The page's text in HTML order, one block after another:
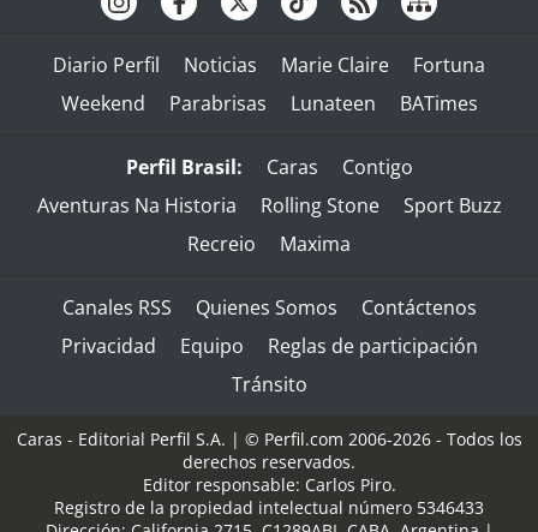
Diario Perfil Noticias Marie Claire
Fortuna
Weekend
Parabrisas Lunateen BATimes
Perfil Brasil: Caras
Contigo
Aventuras Na Historia
Rolling Stone
Sport Buzz
Recreio
Maxima
Canales RSS Quienes Somos
Contáctenos
Privacidad
Equipo
Reglas de participación
Tránsito
Caras - Editorial Perfil S.A. | © Perfil.com 2006-2026 - Todos los
derechos reservados.
Editor responsable: Carlos Piro.
Registro de la propiedad intelectual número 5346433